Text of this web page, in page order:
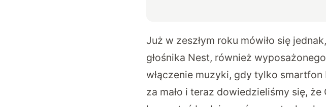
Już w zeszłym roku mówiło się
głośnika Nest, również
włączenie muzyki, gdy tylko
za mało i teraz dowiedzieliśmy się,